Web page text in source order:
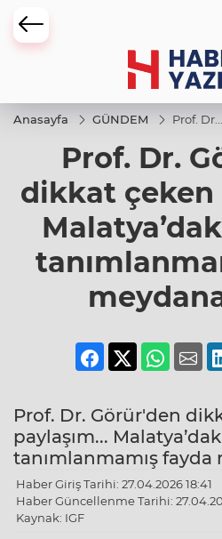
Anasayfa GÜNDEM
Prof. Dr.
dikkat
deprem
fayda
geldi
Prof. Dr.
dikkat çeken
Prof. Dr. Görür'den
paylaşım...
tanımlanmamış
Haber Giriş Tarihi: 27.04.2026 18:41
Haber Güncellenme Tarihi:
Kaynak: IGF